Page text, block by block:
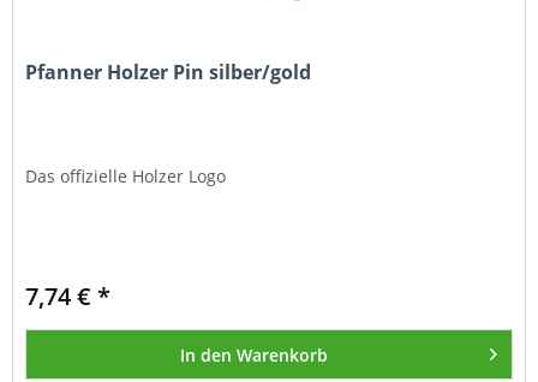
Pfanner Holzer Pin silber/gold
Das offizielle Holzer Logo
7,74 € *
In den Warenkorb